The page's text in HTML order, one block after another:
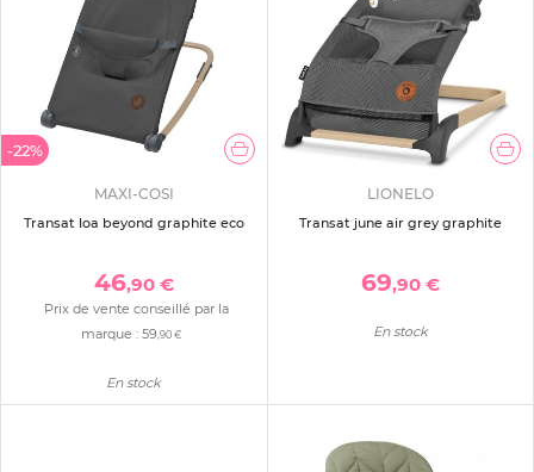
-22%
MAXI-COSI
Transat loa beyond graphite eco
46,90 €
Prix de vente conseillé par la
marque : 59,90 €
En stock
LIONELO
Transat june air grey graphite
69,90 €
En stock